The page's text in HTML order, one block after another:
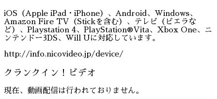
iOS（Apple iPad・iPhone）、Android、Windows、
Amazon Fire TV（Stickを含む）、テレビ（ビエラな
ど）、Playstation 4、PlayStation®Vita、Xbox One、ニ
ンテンドー3DS、Will Uに対応しています。
http://info.nicovideo.jp/device/
クランクイン！ビデオ
現在、動画配信は行われておりません。